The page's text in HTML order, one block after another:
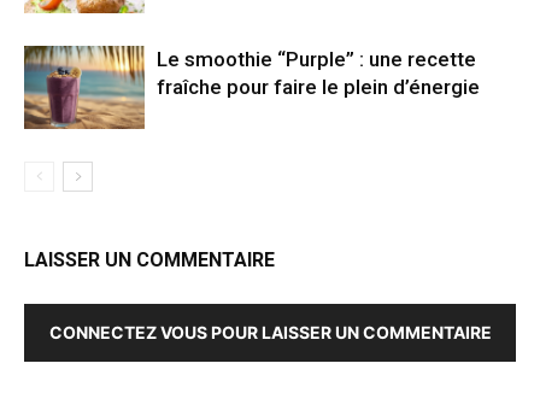
Le smoothie “Purple” : une recette
fraîche pour faire le plein d’énergie
LAISSER UN COMMENTAIRE
CONNECTEZ VOUS POUR LAISSER UN COMMENTAIRE